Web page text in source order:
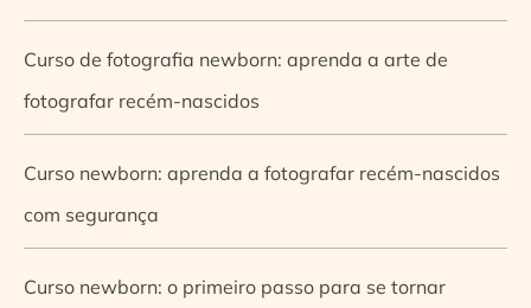
Curso de fotografia newborn: aprenda a arte de
fotografar recém-nascidos
Curso newborn: aprenda a fotografar recém-nascidos
com segurança
Curso newborn: o primeiro passo para se tornar